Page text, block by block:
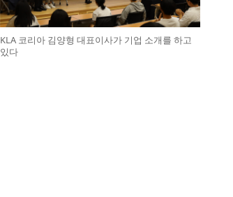
KLA 코리아 김양형 대표이사가 기업 소개를 하고
있다